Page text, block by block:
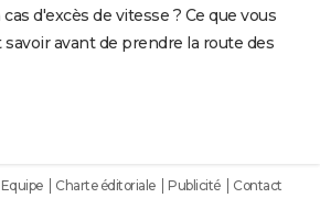
d'excès de vitesse ? Ce que vous
avant de prendre la route des
Equipe Charte éditoriale Publicité
Contact